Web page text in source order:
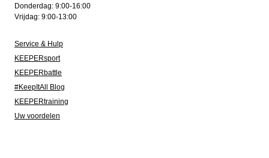
Donderdag: 9:00-16:00
Vrijdag: 9:00-13:00
Service & Hulp
KEEPERsport
KEEPERbattle
#KeepItAll Blog
KEEPERtraining
Uw voordelen